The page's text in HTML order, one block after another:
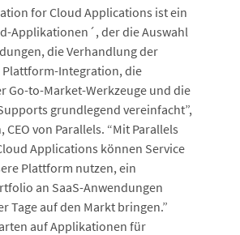
for Cloud Applications ist ein
Applikationen´, der die Auswahl
die Verhandlung der
Integration, die
Go-to-Market-Werkzeuge und die
grundlegend vereinfacht”,
CEO von Parallels. “Mit Parallels
Applications können Service
Plattform nutzen, ein
an SaaS-Anwendungen
Tage auf den Markt bringen.”
auf Applikationen für